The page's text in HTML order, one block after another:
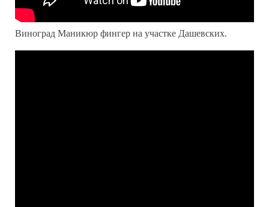
Виноград Маникюр фингер на участке Дашевских.